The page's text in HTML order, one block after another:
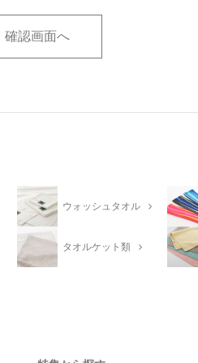
ウォッシュタオル
タオルケット類